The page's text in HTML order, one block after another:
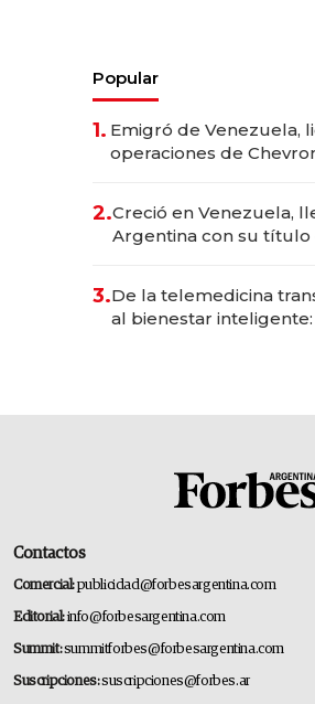
Popular
1. Emigró de Venezuela,
operaciones de
2.Creció en Venezuela,
Argentina con su título
las marcas "fast
3.De la telemedicina
al bienestar
Contactos
Comercial:publicidad@forbesargentina.com
Editorial:info@forbesargentina.com
Summit:summitforbes@forbesargentina.com
Suscripciones:suscripciones@forbes.ar